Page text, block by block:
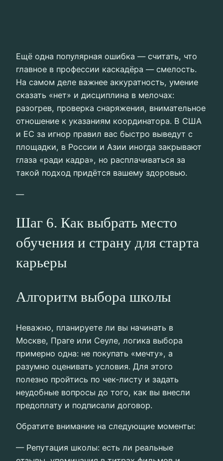
Ещё одна популярная ошибка — считать, что
главное в профессии каскадёра — смелость.
На самом деле важнее аккуратность, умение
сказать «нет» и дисциплина в мелочах:
разогрев, проверка снаряжения, внимательное
отношение к указаниям координатора. В США
и ЕС за игнор правил вас быстро выведут с
площадки, в России и Азии иногда закрывают
глаза «ради кадра», но расплачиваться за
такой подход придётся вашему здоровью.
—
Шаг 6. Как выбрать место
обучения и страну для старта
карьеры
Алгоритм выбора школы
Неважно, планируете ли вы начинать в
Москве, Праге или Сеуле, логика выбора
примерно одна: не покупать «мечту», а
разумно оценивать условия. Для этого
полезно пройтись по чек‑листу и задать
неудобные вопросы до того, как вы внесли
предоплату и подписали договор.
Обратите внимание на следующие моменты:
— Репутация школы: есть ли реальные